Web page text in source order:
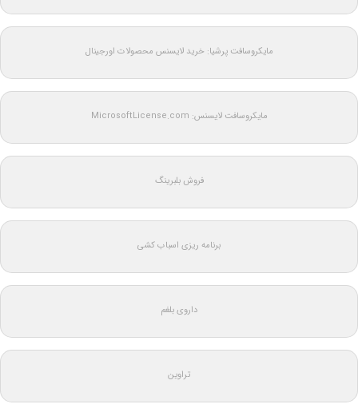
مایکروسافت پرشیا: خرید لایسنس محصولات اورجینال
مایکروسافت لایسنس: MicrosoftLicense.com
فروش بلبرینگ
برنامه ریزی اسباب کشی
داروی بلغم
تراوین